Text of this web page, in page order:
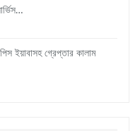
ইয়াবাসহ গ্রেপ্তার কালাম